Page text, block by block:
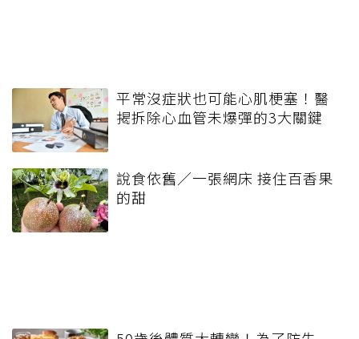
平常沒症狀也可能心肌梗塞！醫
揭拆除心血管未爆彈的3大關鍵
說食依舊／一張網床 接住百香果
的甜